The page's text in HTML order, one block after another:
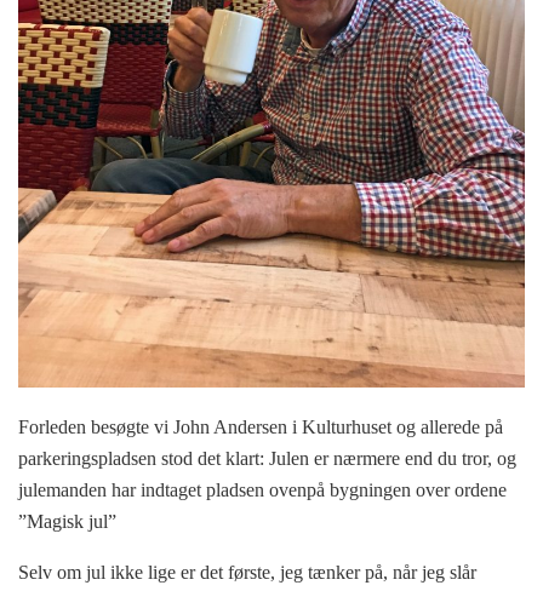
Forleden besøgte vi John Andersen i Kulturhuset og allerede på
parkeringspladsen stod det klart: Julen er nærmere end du tror, og
julemanden har indtaget pladsen ovenpå bygningen over ordene
”Magisk jul”
Selv om jul ikke lige er det første, jeg tænker på, når jeg slår